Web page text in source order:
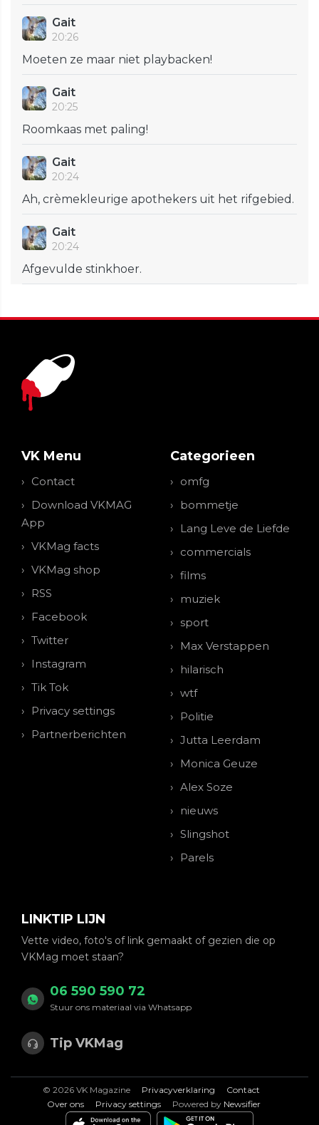
Gait
20:26
Moeten ze maar niet playbacken!
Gait
20:25
Roomkaas met paling!
Gait
20:24
Ah, crèmekleurige apothekers uit het rifgebied.
Gait
20:24
Afgevulde stinkhoer.
VK Menu
Contact
Download VKMAG
App
VKMag facts
VKMag shop
RSS
Facebook
Twitter
Instagram
Tik Tok
Privacy settings
Partnerberichten
Categorieen
omfg
bommetje
Lang Leve de Liefde
commercials
films
muziek
sport
Max Verstappen
hilarisch
wtf
Politie
Jutta Leerdam
Monica Geuze
Alex Soze
nieuws
Slingshot
Parels
LINKTIP LIJN
Vette video, foto's of link gemaakt of gezien die op
VKMag moet staan?
06 590 590 72
Stuur ons materiaal via Whatsapp
Tip VKMag
© 2026 VK Magazine Privacyverklaring
Contact
Over ons
Privacy settings Powered by Newsifier